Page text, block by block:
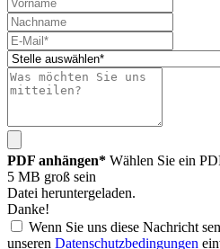
PDF anhängen* Wählen Sie ein
5 MB groß sein
Datei heruntergeladen.
Danke!
Wenn Sie uns diese Nachricht
unseren Datenschutzbedingungen